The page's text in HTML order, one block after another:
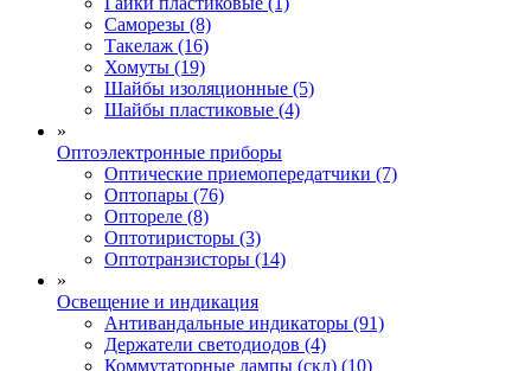
Саморезы (8)
Такелаж (16)
Хомуты (19)
Шайбы изоляционные (5)
Шайбы пластиковые (4)
»
Оптоэлектронные приборы
Оптические приемопередатчики (7)
Оптопары (76)
Оптореле (8)
Оптотиристоры (3)
Оптотранзисторы (14)
»
Освещение и индикация
Антивандальные индикаторы (91)
Держатели светодиодов (4)
Коммутаторные лампы (скл) (10)